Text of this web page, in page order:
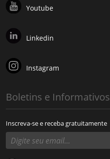
Youtube
Linkedin
Instagram
Boletins e Informativos
Inscreva-se e receba gratuitamente